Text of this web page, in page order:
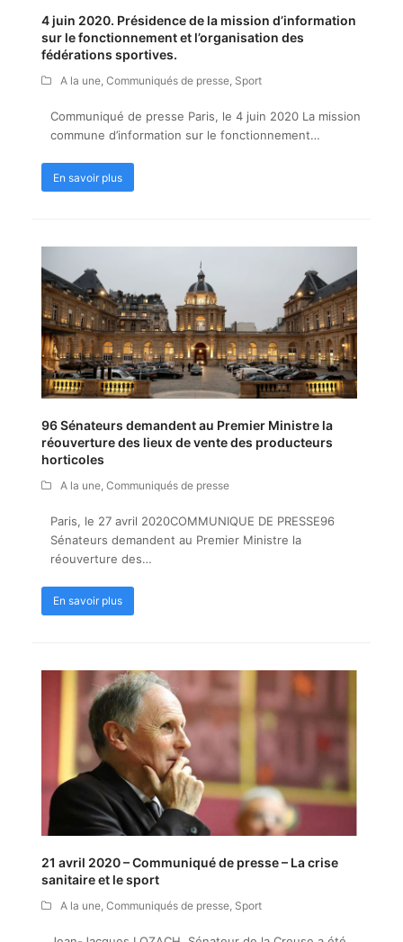
4 juin 2020. Présidence de la mission d’information
sur le fonctionnement et l’organisation des
fédérations sportives.
A la une, Communiqués de presse, Sport
Communiqué de presse Paris, le 4 juin 2020 La mission
commune d’information sur le fonctionnement…
En savoir plus
96 Sénateurs demandent au Premier Ministre la
réouverture des lieux de vente des producteurs
horticoles
A la une, Communiqués de presse
Paris, le 27 avril 2020COMMUNIQUE DE PRESSE96
Sénateurs demandent au Premier Ministre la
réouverture des…
En savoir plus
21 avril 2020 – Communiqué de presse – La crise
sanitaire et le sport
A la une, Communiqués de presse, Sport